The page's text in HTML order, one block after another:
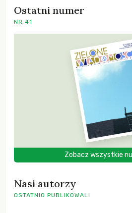
Ostatni numer
NR 41
Zobacz wszystkie
Nasi autorzy
OSTATNIO PUBLIKOWALI